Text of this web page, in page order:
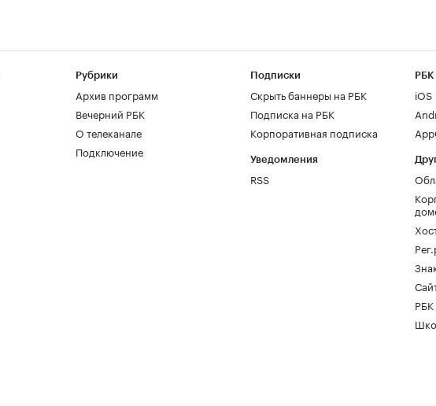
Рубрики
Архив программ
Вечерний РБК
О телеканале
Подключение
Подписки
Скрыть баннеры на РБК
Подписка на РБК
Корпоративная подписка
Уведомления
RSS
РБК
iOS